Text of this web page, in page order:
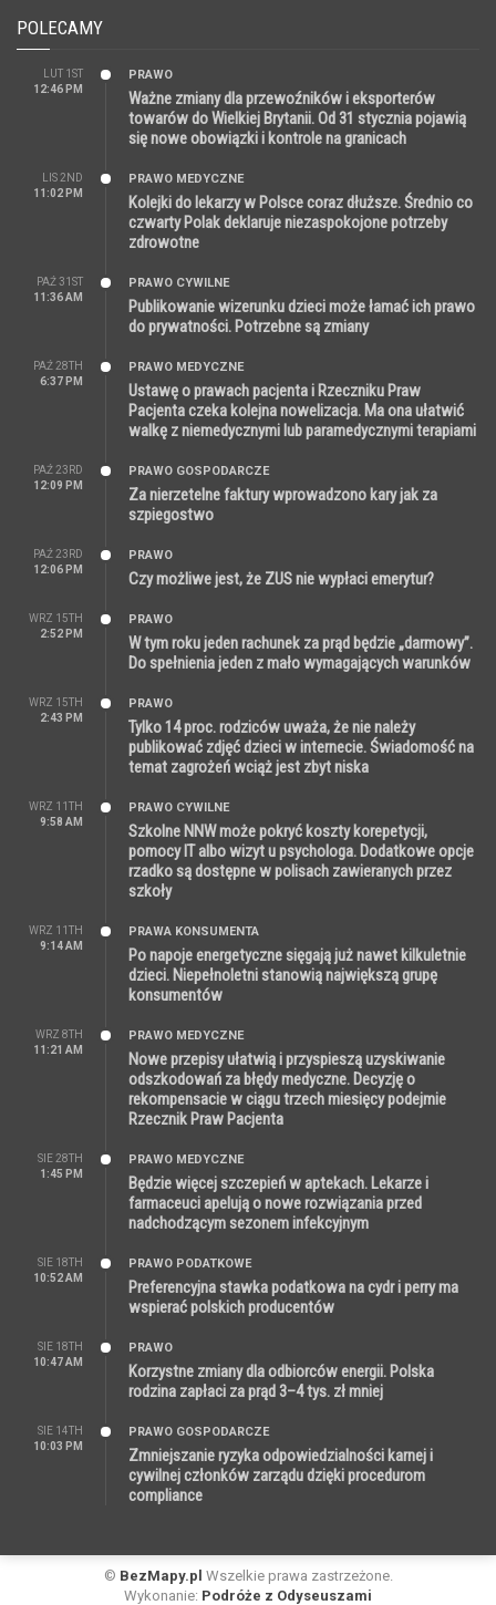
POLECAMY
LUT 1ST
12:46 PM
PRAWO
Ważne zmiany dla przewoźników i eksporterów
towarów do Wielkiej Brytanii. Od 31 stycznia pojawią
się nowe obowiązki i kontrole na granicach
LIS 2ND
11:02 PM
PRAWO MEDYCZNE
Kolejki do lekarzy w Polsce coraz dłuższe. Średnio co
czwarty Polak deklaruje niezaspokojone potrzeby
zdrowotne
PAŹ 31ST
11:36 AM
PRAWO CYWILNE
Publikowanie wizerunku dzieci może łamać ich prawo
do prywatności. Potrzebne są zmiany
PAŹ 28TH
6:37 PM
PRAWO MEDYCZNE
Ustawę o prawach pacjenta i Rzeczniku Praw
Pacjenta czeka kolejna nowelizacja. Ma ona ułatwić
walkę z niemedycznymi lub paramedycznymi terapiami
PAŹ 23RD
12:09 PM
PRAWO GOSPODARCZE
Za nierzetelne faktury wprowadzono kary jak za
szpiegostwo
PAŹ 23RD
12:06 PM
PRAWO
Czy możliwe jest, że ZUS nie wypłaci emerytur?
WRZ 15TH
2:52 PM
PRAWO
W tym roku jeden rachunek za prąd będzie „darmowy”.
Do spełnienia jeden z mało wymagających warunków
WRZ 15TH
2:43 PM
PRAWO
Tylko 14 proc. rodziców uważa, że nie należy
publikować zdjęć dzieci w internecie. Świadomość na
temat zagrożeń wciąż jest zbyt niska
WRZ 11TH
9:58 AM
PRAWO CYWILNE
Szkolne NNW może pokryć koszty korepetycji,
pomocy IT albo wizyt u psychologa. Dodatkowe opcje
rzadko są dostępne w polisach zawieranych przez
szkoły
WRZ 11TH
9:14 AM
PRAWA KONSUMENTA
Po napoje energetyczne sięgają już nawet kilkuletnie
dzieci. Niepełnoletni stanowią największą grupę
konsumentów
WRZ 8TH
11:21 AM
PRAWO MEDYCZNE
Nowe przepisy ułatwią i przyspieszą uzyskiwanie
odszkodowań za błędy medyczne. Decyzję o
rekompensacie w ciągu trzech miesięcy podejmie
Rzecznik Praw Pacjenta
SIE 28TH
1:45 PM
PRAWO MEDYCZNE
Będzie więcej szczepień w aptekach. Lekarze i
farmaceuci apelują o nowe rozwiązania przed
nadchodzącym sezonem infekcyjnym
SIE 18TH
10:52 AM
PRAWO PODATKOWE
Preferencyjna stawka podatkowa na cydr i perry ma
wspierać polskich producentów
SIE 18TH
10:47 AM
PRAWO
Korzystne zmiany dla odbiorców energii. Polska
rodzina zapłaci za prąd 3–4 tys. zł mniej
SIE 14TH
10:03 PM
PRAWO GOSPODARCZE
Zmniejszanie ryzyka odpowiedzialności karnej i
cywilnej członków zarządu dzięki procedurom
compliance
© BezMapy.pl Wszelkie prawa zastrzeżone.
Wykonanie: Podróże z Odyseuszami